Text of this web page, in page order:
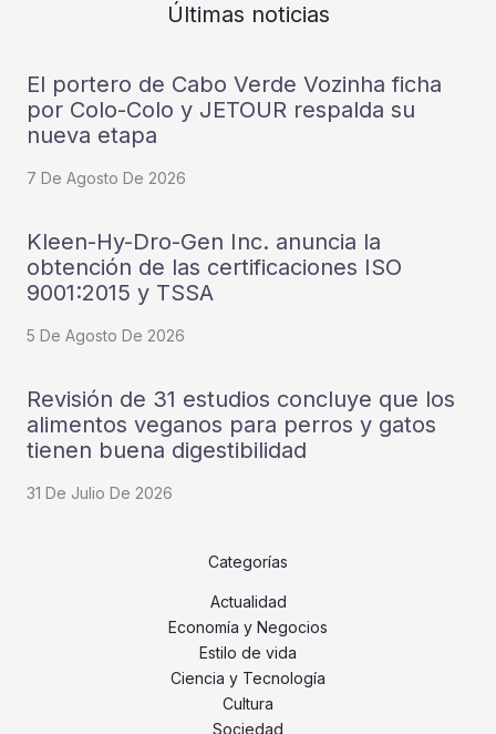
Últimas noticias
El portero de Cabo Verde Vozinha ficha
por Colo-Colo y JETOUR respalda su
nueva etapa
7 De Agosto De 2026
Kleen-Hy-Dro-Gen Inc. anuncia la
obtención de las certificaciones ISO
9001:2015 y TSSA
5 De Agosto De 2026
Revisión de 31 estudios concluye que los
alimentos veganos para perros y gatos
tienen buena digestibilidad
31 De Julio De 2026
Categorías
Actualidad
Economía y Negocios
Estilo de vida
Ciencia y Tecnología
Cultura
Sociedad